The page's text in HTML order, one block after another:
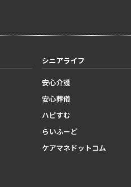
シニアライフ
安心介護
安心葬儀
ハピすむ
らいふーど
ケアマネドットコム